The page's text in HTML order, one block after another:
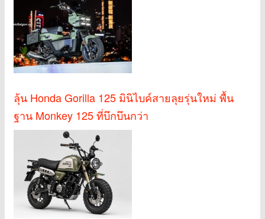
ลุ้น Honda Gorilla 125 มินิไบค์สายลุยรุ่นใหม่ พื้น
ฐาน Monkey 125 ที่บึกบึนกว่า